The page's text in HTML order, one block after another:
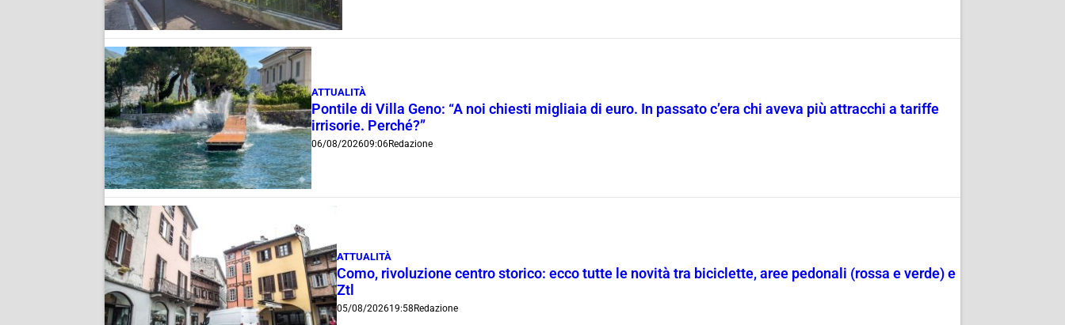
ATTUALITÀ
Pontile di Villa Geno: “A noi chiesti migliaia di euro. In passato c’era chi aveva più attracchi a tariffe
irrisorie. Perché?”
06/08/202609:06Redazione
ATTUALITÀ
Como, rivoluzione centro storico: ecco tutte le novità tra biciclette, aree pedonali (rossa e verde) e
Ztl
05/08/202619:58 Redazione